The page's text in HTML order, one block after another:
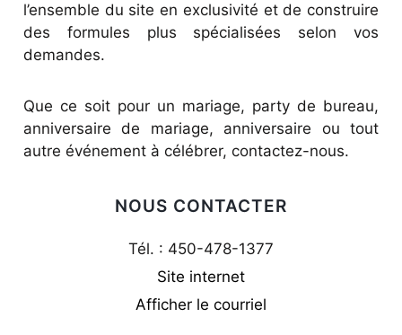
l’ensemble du site en exclusivité et de construire
des formules plus spécialisées selon vos
demandes.
Que ce soit pour un mariage, party de bureau,
anniversaire de mariage, anniversaire ou tout
autre événement à célébrer, contactez-nous.
NOUS CONTACTER
Tél. : 450-478-1377
Site internet
Afficher le courriel